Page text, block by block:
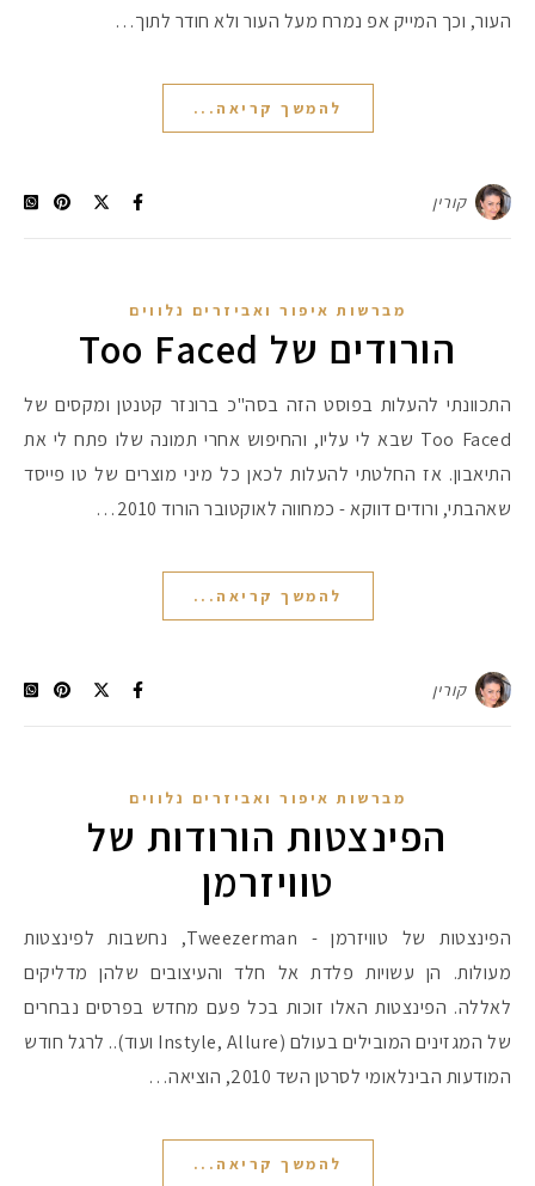
העור, וכך המייק אפ נמרח מעל העור ולא חודר לתוך…
להמשך קריאה...
קורין
מברשות איפור ואביזרים נלווים
הורודים של Too Faced
התכוונתי להעלות בפוסט הזה בסה"כ ברונזר קטנטן ומקסים של
Too Faced שבא לי עליו, והחיפוש אחרי תמונה שלו פתח לי את
התיאבון. אז החלטתי להעלות לכאן כל מיני מוצרים של טו פייסד
שאהבתי, ורודים דווקא - כמחווה לאוקטובר הורוד 2010…
להמשך קריאה...
קורין
מברשות איפור ואביזרים נלווים
הפינצטות הורודות של
טוויזרמן
הפינצטות של טוויזרמן - Tweezerman, נחשבות לפינצטות
מעולות. הן עשויות פלדת אל חלד והעיצובים שלהן מדליקים
לאללה. הפינצטות האלו זוכות בכל פעם מחדש בפרסים נבחרים
של המגזינים המובילים בעולם (Instyle, Allure ועוד).. לרגל חודש
המודעות הבינלאומי לסרטן השד 2010, הוציאה…
להמשך קריאה...